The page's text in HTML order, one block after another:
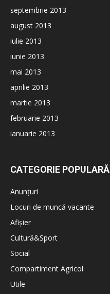
septembrie 2013
august 2013
iulie 2013
iunie 2013
mai 2013
aprilie 2013
martie 2013
februarie 2013
ianuarie 2013
CATEGORIE POPULARĂ
Anunțuri
Locuri de muncă vacante
Afișier
Cultură&Sport
Social
Compartiment Agricol
Utile